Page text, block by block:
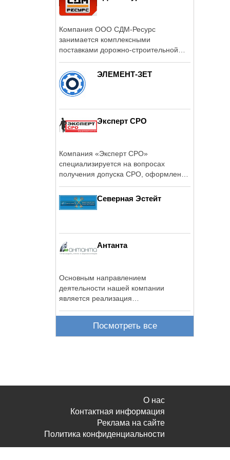
Компания ООО СДМ-Ресурс
занимается комплексными
поставками дорожно-строительной
ЭЛЕМЕНТ-ЗЕТ
Эксперт СРО
Компания «Эксперт СРО»
специализируется на вопросах
получения допуска СРО, оформлении
Северная Эстейт
Антанта
Основным направлением
деятельности нашей компании
является реализация
Посмотреть все
О нас
Контактная информация
Реклама на сайте
Политика конфиденциальности